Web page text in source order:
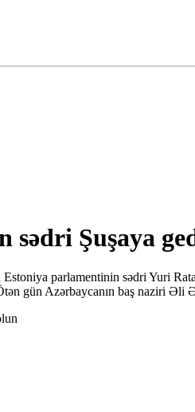
sədri Şuşaya
parlamentinin sədri Yuri
gün Azərbaycanın baş naziri